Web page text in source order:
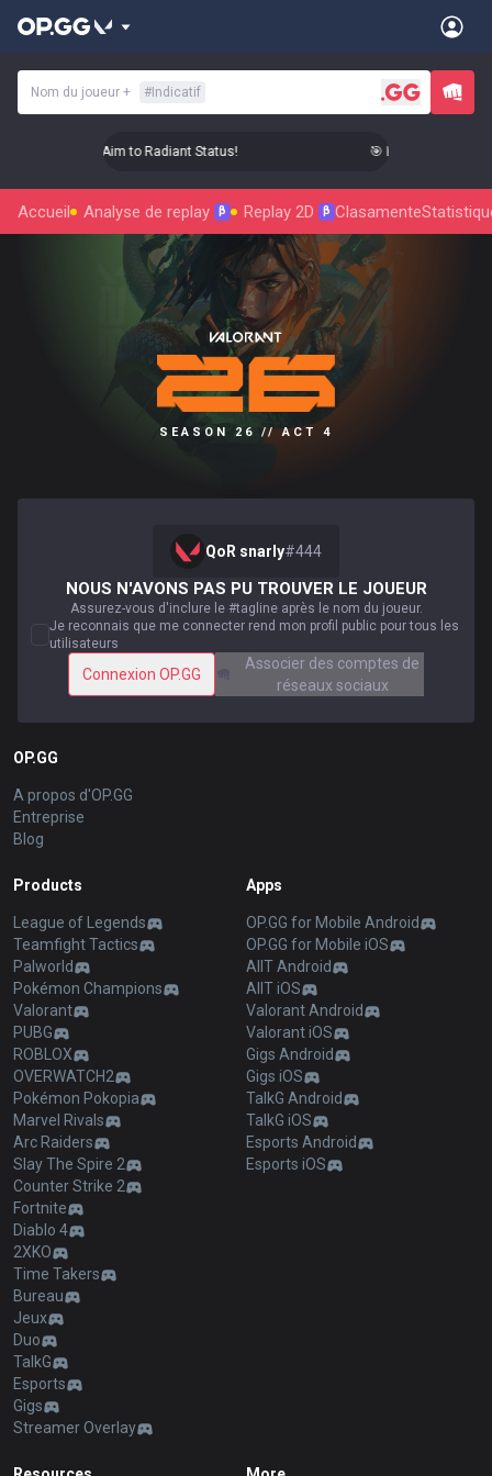
Nom du joueur + # Indicatif
Level Up Your Aim to Radiant Status! 🎯 Level Up Your
Accueil Analyse de replay β Replay 2D β Clasamente
SEASON 26 // ACT 4
QoR snarly#444
NOUS N'AVONS PAS PU TROUVER LE JOUEUR
Assurez-vous d'inclure le #tagline après le nom du joueur.
Je reconnais que me connecter rend mon profil public pour tous les
utilisateurs
Connexion OP.GG
Associer des comptes de
réseaux sociaux
OP.GG
A propos d'OP.GG
Entreprise
Blog
Products
League of Legends
Teamfight Tactics
Palworld
Pokémon Champions
Valorant
PUBG
ROBLOX
OVERWATCH2
Pokémon Pokopia
Marvel Rivals
Arc Raiders
Slay The Spire 2
Counter Strike 2
Fortnite
Diablo 4
2XKO
Time Takers
Bureau
Jeux
Duo
TalkG
Esports
Gigs
Streamer Overlay
Apps
OP.GG for Mobile Android
OP.GG for Mobile iOS
AllT Android
AllT iOS
Valorant Android
Valorant iOS
Gigs Android
Gigs iOS
TalkG Android
TalkG iOS
Esports Android
Esports iOS